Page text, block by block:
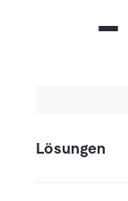
Lösungen